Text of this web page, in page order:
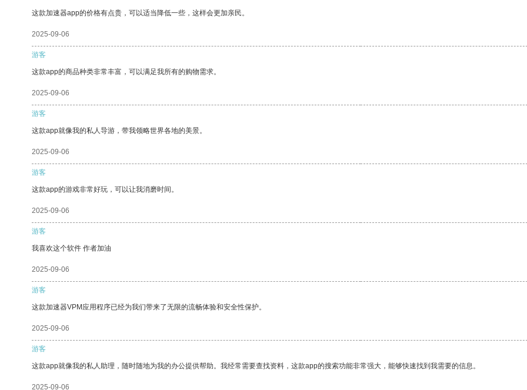
这款加速器app的价格有点贵，可以适当降低一些，这样会更加亲民。
2025-09-06
游客
这款app的商品种类非常丰富，可以满足我所有的购物需求。
2025-09-06
游客
这款app就像我的私人导游，带我领略世界各地的美景。
2025-09-06
游客
这款app的游戏非常好玩，可以让我消磨时间。
2025-09-06
游客
我喜欢这个软件 作者加油
2025-09-06
游客
这款加速器VPM应用程序已经为我们带来了无限的流畅体验和安全性保护。
2025-09-06
游客
这款app就像我的私人助理，随时随地为我的办公提供帮助。我经常需要查找资料，这款app的搜索功能非常强大，能够快速找到我需要的信息。
2025-09-06